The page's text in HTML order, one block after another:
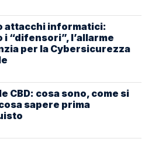
attacchi informatici:
i “difensori”, l’allarme
per la Cybersicurezza
CBD: cosa sono, come si
sapere prima